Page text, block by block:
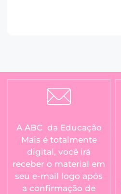
A ABC da Educação
Mais é totalmente
digital, você irá
receber o material em
seu e-mail logo após
a confirmação de